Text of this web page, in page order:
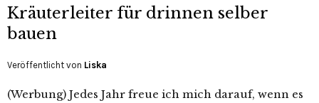
Kräuterleiter für drinnen selber
bauen
Veröffentlicht von Liska
(Werbung) Jedes Jahr freue ich mich darauf, wenn es